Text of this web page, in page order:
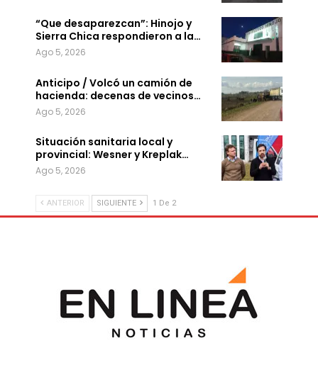
“Que desaparezcan”: Hinojo y
Sierra Chica respondieron a la…
Ago 5, 2026
Anticipo / Volcó un camión de
hacienda: decenas de vecinos…
Ago 5, 2026
Situación sanitaria local y
provincial: Wesner y Kreplak…
Ago 5, 2026
ANTERIOR SIGUIENTE 1 De 2